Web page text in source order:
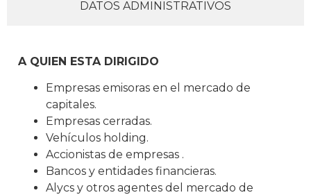
DATOS ADMINISTRATIVOS
A QUIEN ESTA DIRIGIDO
Empresas emisoras en el mercado de
capitales.
Empresas cerradas.
Vehículos holding.
Accionistas de empresas .
Bancos y entidades financieras.
Alycs y otros agentes del mercado de